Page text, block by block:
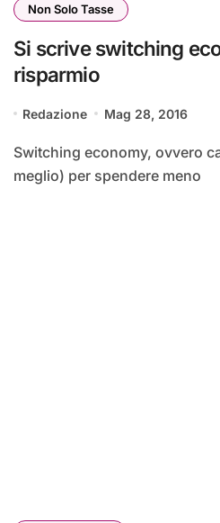
Non Solo Tasse
Si scrive switching
risparmio
Redazione Mag 28, 2016
Switching economy, ovvero cambiare gestore (in
meglio) per spendere meno